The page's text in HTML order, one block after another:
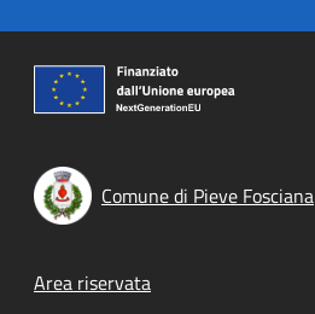
Comune di Pieve Fosciana
Footer menu
Area riservata